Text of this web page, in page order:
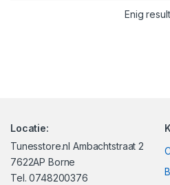
Enig
Locatie:
Tunesstore.nl Ambachtstraat 2
7622AP Borne
Tel. 0748200376